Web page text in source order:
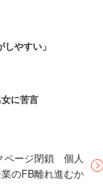
のは広
といってもプロ
やすい」
に苦言
ページ閉鎖 個人
のFB離れ進むか